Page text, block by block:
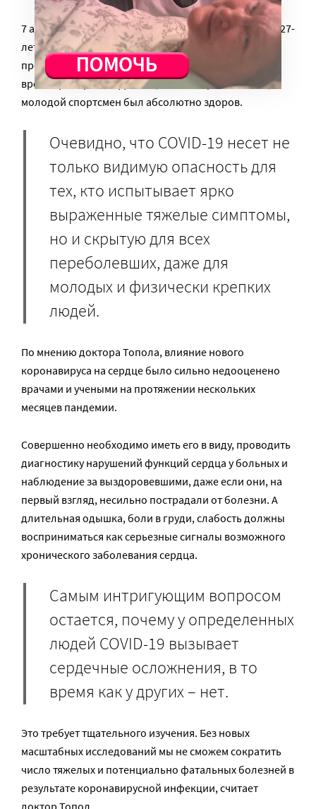
7 августа 2020 года произошел трагический случай. 27-
летний американский баскетболист нигерийского
происхождения Майкл Оджо умер от инфаркта во
время тренировки. До того, как он перенес ковид,
молодой спортсмен был абсолютно здоров.
Очевидно, что COVID-19 несет не
только видимую опасность для
тех, кто испытывает ярко
выраженные тяжелые симптомы,
но и скрытую для всех
переболевших, даже для
молодых и физически крепких
людей.
По мнению доктора Топола, влияние нового
коронавируса на сердце было сильно недооценено
врачами и учеными на протяжении нескольких
месяцев пандемии.
Совершенно необходимо иметь его в виду, проводить
диагностику нарушений функций сердца у больных и
наблюдение за выздоровевшими, даже если они, на
первый взгляд, несильно пострадали от болезни. А
длительная одышка, боли в груди, слабость должны
восприниматься как серьезные сигналы возможного
хронического заболевания сердца.
Самым интригующим вопросом
остается, почему у определенных
людей COVID-19 вызывает
сердечные осложнения, в то
время как у других – нет.
Это требует тщательного изучения. Без новых
масштабных исследований мы не сможем сократить
число тяжелых и потенциально фатальных болезней в
результате коронавирусной инфекции, считает
доктор Топол.